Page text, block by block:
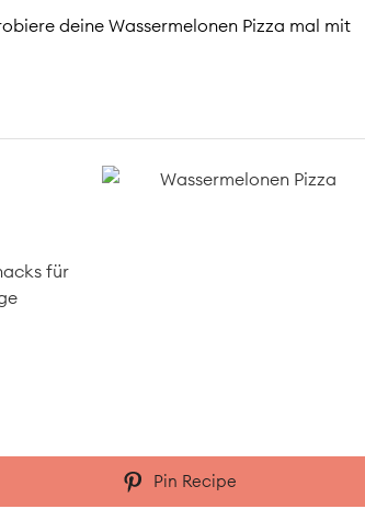
deine Wassermelonen Pizza mal mit
für
Pin Recipe